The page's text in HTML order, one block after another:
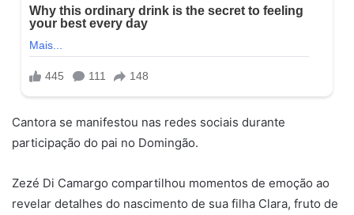
Cantora se manifestou nas redes sociais durante
participação do pai no Domingão.
Zezé Di Camargo compartilhou momentos de emoção ao
revelar detalhes do nascimento de sua filha Clara, fruto de